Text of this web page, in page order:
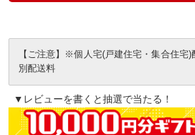
【ご注意】※個人宅(戸建住宅・集合住
別配送料
▼レビューを書くと抽選で当たる！